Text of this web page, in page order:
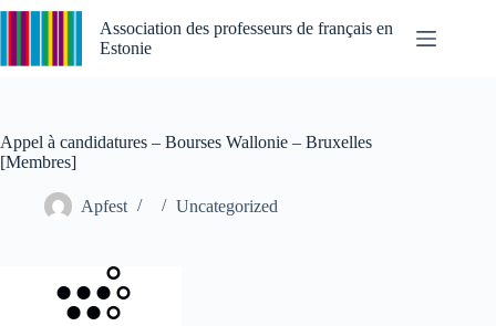
Passer
Association des professeurs de français en
Estonie
Appel à candidatures – Bourses Wallonie – Bruxelles
[Membres]
Apfest Uncategorized